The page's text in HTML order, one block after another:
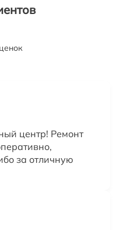
центр! Ремонт
за отличную